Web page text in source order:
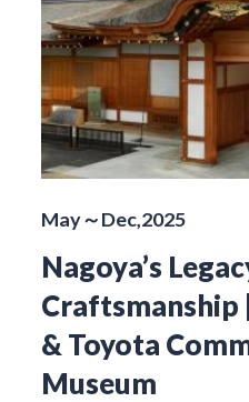
May～Dec,2025
Nagoya’s
Craftsmanship
& Toyota
Museum